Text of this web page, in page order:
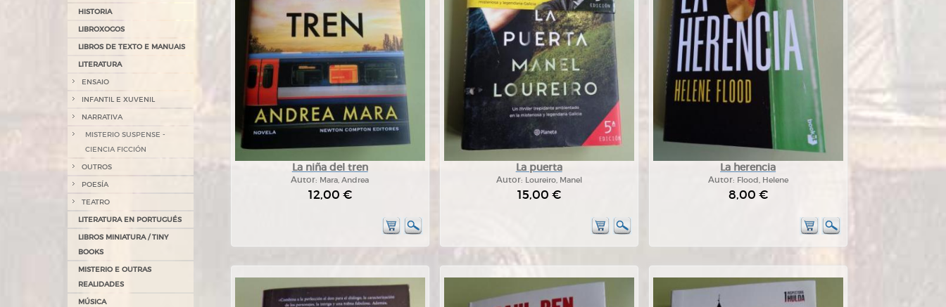
HISTORIA
LIBROXOGOS
LIBROS DE TEXTO E MANUAIS
LITERATURA
ENSAIO
INFANTIL E XUVENIL
NARRATIVA
MISTERIO SUSPENSE -
CIENCIA FICCIÓN
OUTROS
POESÍA
TEATRO
LITERATURA EN PORTUGUÉS
LIBROS MINIATURA / TINY
BOOKS
MISTERIO E OUTRAS
REALIDADES
MÚSICA
La niña del tren
Autor: Mara, Andrea
12,00 €
La puerta
Autor: Loureiro, Manel
15,00 €
La herencia
Autor: Flood, Helene
8,00 €